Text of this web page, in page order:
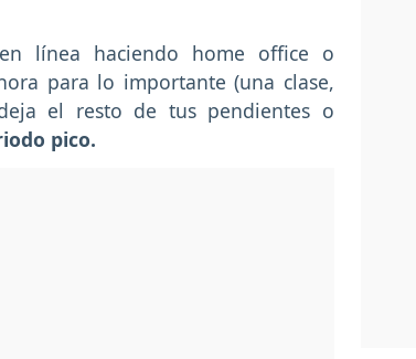
línea haciendo home office o
para lo importante (una clase,
el resto de tus pendientes o
pico.